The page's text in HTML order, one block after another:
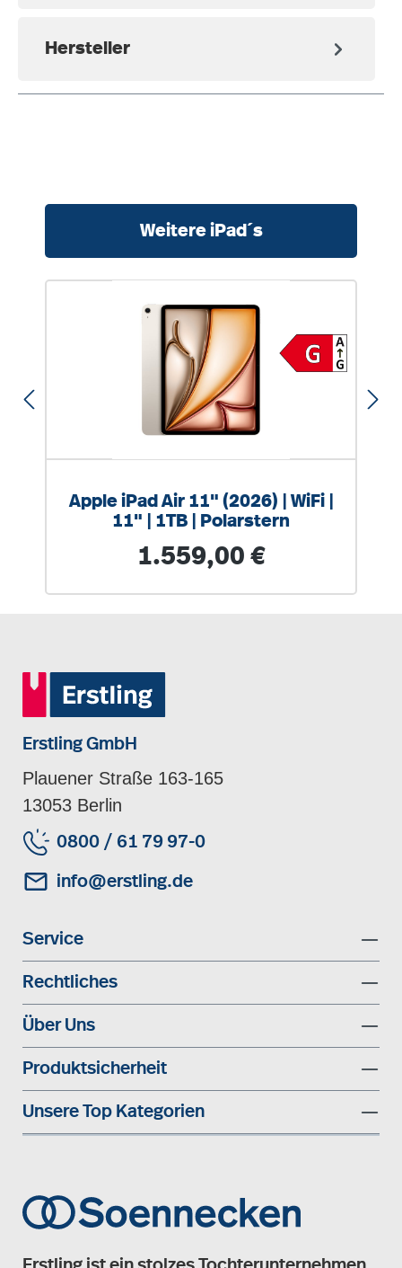
Hersteller
Weitere iPad´s
Apple iPad Air 11" (2026) | WiFi |
11" | 1TB | Polarstern
Regulärer Preis:
1.559,00 €
Erstling GmbH
Plauener Straße 163-165
13053 Berlin
0800 / 61 79 97-0
info@erstling.de
Service
Rechtliches
Über Uns
Produktsicherheit
Unsere Top Kategorien